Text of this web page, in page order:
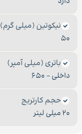
نیکوتین (میلی گرم)
50
باتری (میلی آمپر)
داخلی – 650
حجم کارتریج
20 میلی لیتر